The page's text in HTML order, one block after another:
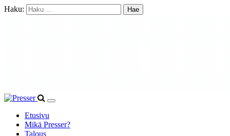
Haku:
Etusivu
Mikä Presser?
Talous